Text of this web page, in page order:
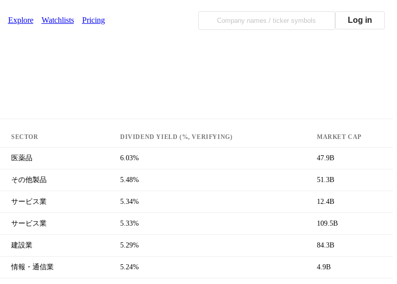
Explore Watchlists Pricing Log in
SECTOR DIVIDEND YIELD (%, VERIFYING) MARKET CAP
医薬品 6.03% 47.9B
その他製品 5.48% 51.3B
サービス業 5.34% 12.4B
サービス業 5.33% 109.5B
建設業 5.29% 84.3B
情報・通信業 5.24% 4.9B